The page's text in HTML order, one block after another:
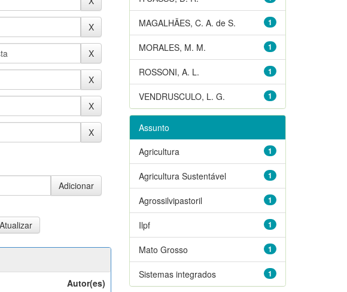
Autor(es)
1
MAGALHÃES, C. A. de S.
1
MORALES, M. M.
1
ROSSONI, A. L.
1
VENDRUSCULO, L. G.
Assunto
1
Agricultura
1
Agricultura Sustentável
1
Agrossilvipastoril
1
Ilpf
1
Mato Grosso
1
Sistemas integrados